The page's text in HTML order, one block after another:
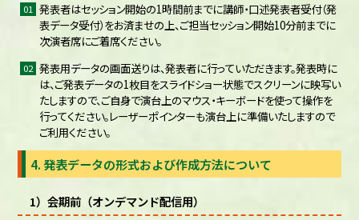
発表者はセッション開始の1時間前までに講師・口述発表者受付（発
表データ受付）をお済ませの上、ご担当セッション開始10分前までに
次演者席にご着席ください。
発表用データの画面送りは、発表者に行っていただきます。発表時に
は、ご発表データの1枚目をスライドショー状態でスクリーンに映写い
たしますので、ご自身で演台上のマウス・キーボードを使って操作を
行ってください。レーザーポインターも演台上に準備いたしますので
ご利用ください。
4. 発表データの形式および作成方法について
1）会期前（オンデマンド配信用）